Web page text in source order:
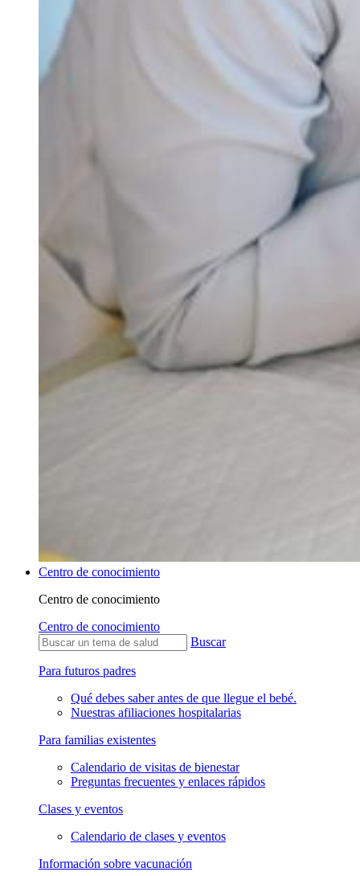
Centro de conocimiento
Centro de conocimiento
Centro de conocimiento
Buscar
Para futuros padres
Qué debes saber antes de que llegue el bebé.
Nuestras afiliaciones hospitalarias
Para familias existentes
Calendario de visitas de bienestar
Preguntas frecuentes y enlaces rápidos
Clases y eventos
Calendario de clases y eventos
Información sobre vacunación